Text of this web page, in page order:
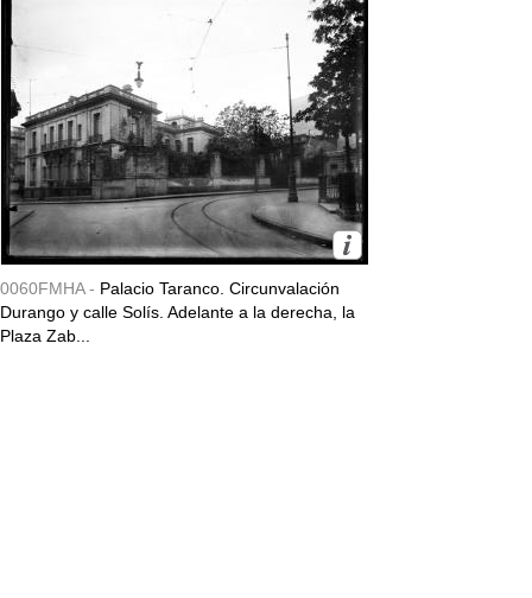
0060FMHA - Palacio Taranco. Circunvalación
Durango y calle Solís. Adelante a la derecha, la
Plaza Zab...